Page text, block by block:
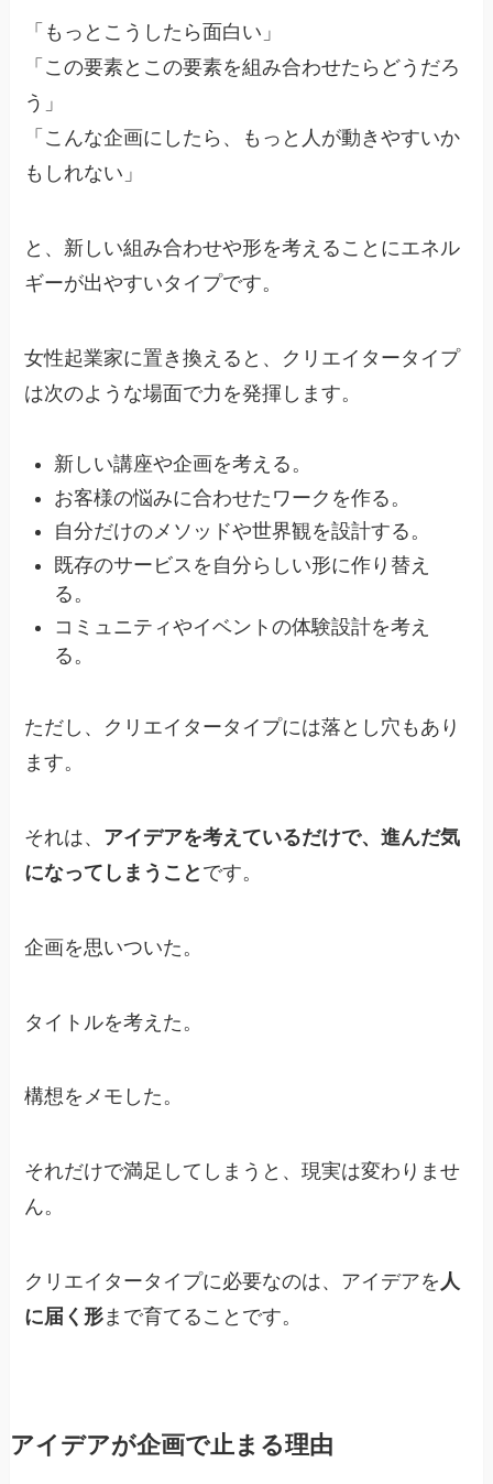
「もっとこうしたら面白い」
「この要素とこの要素を組み合わせたらどうだろ
う」
「こんな企画にしたら、もっと人が動きやすいか
もしれない」
と、新しい組み合わせや形を考えることにエネル
ギーが出やすいタイプです。
女性起業家に置き換えると、クリエイタータイプ
は次のような場面で力を発揮します。
新しい講座や企画を考える。
お客様の悩みに合わせたワークを作る。
自分だけのメソッドや世界観を設計する。
既存のサービスを自分らしい形に作り替え
る。
コミュニティやイベントの体験設計を考え
る。
ただし、クリエイタータイプには落とし穴もあり
ます。
それは、 アイデアを考えているだけで、進んだ気
になってしまうこと です。
企画を思いついた。
タイトルを考えた。
構想をメモした。
それだけで満足してしまうと、現実は変わりませ
ん。
クリエイタータイプに必要なのは、アイデアを 人
に届く形まで育てることです。
アイデアが企画で止まる理由